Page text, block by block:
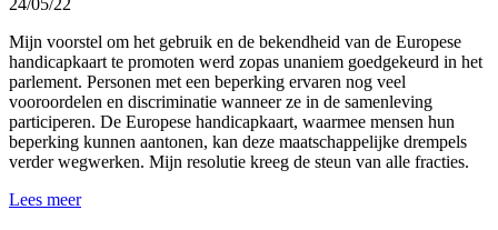
24/05/22
Mijn voorstel om het gebruik en de bekendheid van de Europese
handicapkaart te promoten werd zopas unaniem goedgekeurd in het
parlement. Personen met een beperking ervaren nog veel
vooroordelen en discriminatie wanneer ze in de samenleving
participeren. De Europese handicapkaart, waarmee mensen hun
beperking kunnen aantonen, kan deze maatschappelijke drempels
verder wegwerken. Mijn resolutie kreeg de steun van alle fracties.
Lees meer